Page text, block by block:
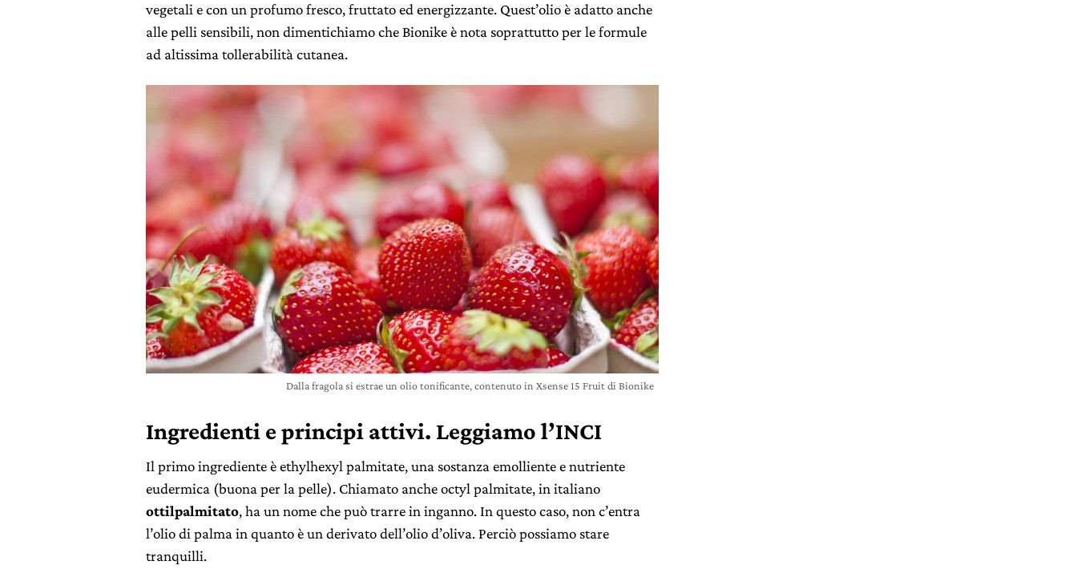
vegetali e con un profumo fresco, fruttato ed energizzante. Quest’olio è adatto anche
alle pelli sensibili, non dimentichiamo che Bionike è nota soprattutto per le formule
ad altissima tollerabilità cutanea.
Dalla fragola si estrae un olio tonificante, contenuto in Xsense 15 Fruit di Bionike
Ingredienti e principi attivi. Leggiamo l’INCI
Il primo ingrediente è ethylhexyl palmitate, una sostanza emolliente e nutriente
eudermica (buona per la pelle). Chiamato anche octyl palmitate, in italiano
ottilpalmitato, ha un nome che può trarre in inganno. In questo caso, non c’entra
l’olio di palma in quanto è un derivato dell’olio d’oliva. Perciò possiamo stare
tranquilli.